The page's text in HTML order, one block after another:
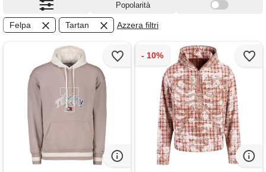
Popolarità
Felpa Tartan Azzera filtri